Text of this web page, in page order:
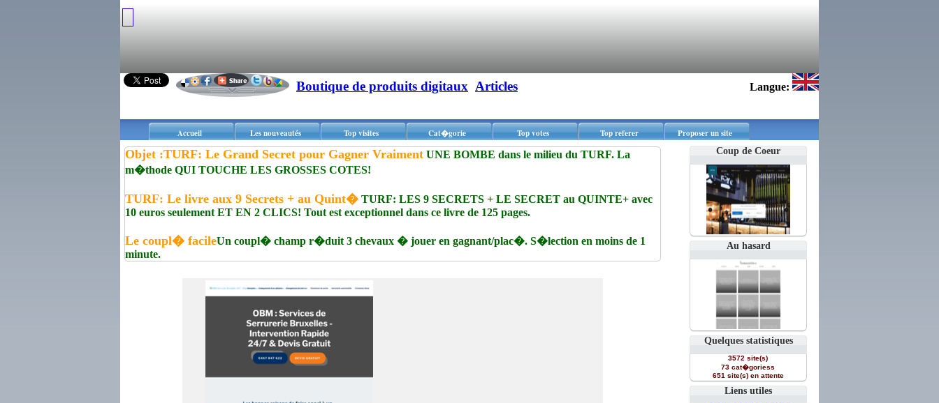
Boutique de produits digitaux Articles Langue:
Accueil Les nouveautés Top visites Cat�gorie Top votes Top referer Proposer un site
Coup de Coeur
Au hasard
Quelques statistiques
3572 site(s)
73 cat�goriess
651 site(s) en attente
Liens utiles
Objet :TURF: Le Grand Secret pour Gagner Vraiment UNE BOMBE dans le milieu du TURF. La
m�thode QUI TOUCHE LES GROSSES COTES!
TURF: Le livre aux 9 Secrets + au Quint� TURF: LES 9 SECRETS + LE SECRET au QUINTE+ avec
10 euros seulement ET EN 2 CLICS! Tout est exceptionnel dans ce livre de 125 pages.
Le coupl� facileUn coupl� champ r�duit 3 chevaux � jouer en gagnant/plac�. S�lection en moins de 1
minute.